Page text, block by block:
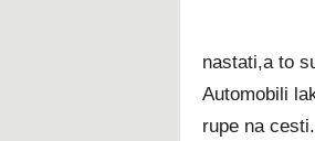
nastati,a to
Automobili
rupe na cesti.